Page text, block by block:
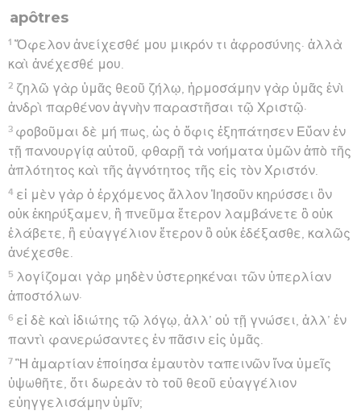
apôtres
1 Ὄφελον ἀνείχεσθέ μου μικρόν τι ἀφροσύνης· ἀλλὰ
καὶ ἀνέχεσθέ μου.
2 ζηλῶ γὰρ ὑμᾶς θεοῦ ζήλῳ, ἡρμοσάμην γὰρ ὑμᾶς ἑνὶ
ἀνδρὶ παρθένον ἁγνὴν παραστῆσαι τῷ Χριστῷ·
3 φοβοῦμαι δὲ μή πως, ὡς ὁ ὄφις ἐξηπάτησεν Εὕαν ἐν
τῇ πανουργίᾳ αὐτοῦ, φθαρῇ τὰ νοήματα ὑμῶν ἀπὸ τῆς
ἁπλότητος καὶ τῆς ἁγνότητος τῆς εἰς τὸν Χριστόν.
4 εἰ μὲν γὰρ ὁ ἐρχόμενος ἄλλον Ἰησοῦν κηρύσσει ὃν
οὐκ ἐκηρύξαμεν, ἢ πνεῦμα ἕτερον λαμβάνετε ὃ οὐκ
ἐλάβετε, ἢ εὐαγγέλιον ἕτερον ὃ οὐκ ἐδέξασθε, καλῶς
ἀνέχεσθε.
5 λογίζομαι γὰρ μηδὲν ὑστερηκέναι τῶν ὑπερλίαν
ἀποστόλων·
6 εἰ δὲ καὶ ἰδιώτης τῷ λόγῳ, ἀλλ’ οὐ τῇ γνώσει, ἀλλ’ ἐν
παντὶ φανερώσαντες ἐν πᾶσιν εἰς ὑμᾶς.
7 Ἢ ἁμαρτίαν ἐποίησα ἐμαυτὸν ταπεινῶν ἵνα ὑμεῖς
ὑψωθῆτε, ὅτι δωρεὰν τὸ τοῦ θεοῦ εὐαγγέλιον
εὐηγγελισάμην ὑμῖν;